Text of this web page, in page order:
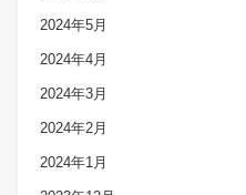
2024年5月
2024年4月
2024年3月
2024年2月
2024年1月